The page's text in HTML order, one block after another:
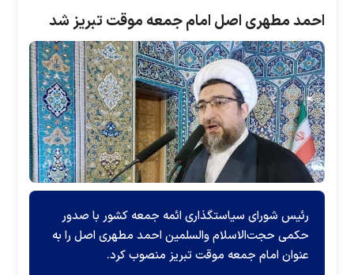
احمد مطهری اصل امام جمعه موقت تبریز شد
رئیس شورای سیاستگذاری ائمه جمعه کشور با صدور
حکمی حجت‌الاسلام والسلمین احمد مطهری اصل را به
عنوان امام جمعه موقت تبریز منصوب کرد.